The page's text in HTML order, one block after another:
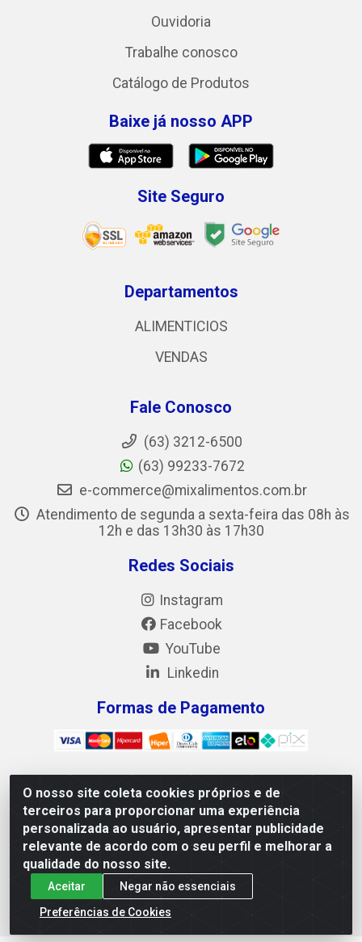
O nosso site coleta cookies próprios e de
terceiros para proporcionar uma experiência
personalizada ao usuário, apresentar publicidade
relevante de acordo com o seu perfil e melhorar a
qualidade do nosso site.
Aceitar
Negar não essenciais
Preferências de Cookies
Ouvidoria
Trabalhe conosco
Catálogo de Produtos
Baixe já nosso APP
Site Seguro
Departamentos
ALIMENTICIOS
VENDAS
Fale Conosco
(63) 3212-6500
(63) 99233-7672
e-commerce@mixalimentos.com.br
Atendimento de segunda a sexta-feira das 08h às
12h e das 13h30 às 17h30
Redes Sociais
Instagram
Facebook
YouTube
Linkedin
Formas de Pagamento
Mix Alimentos LTDA - Quadra Asr Ne 55 (412 Norte), Alameda
02, S/N - Plano Diretor Norte, Palmas/TO - CEP 77.006-540 -
CNPJ 05.922.500/0001-02